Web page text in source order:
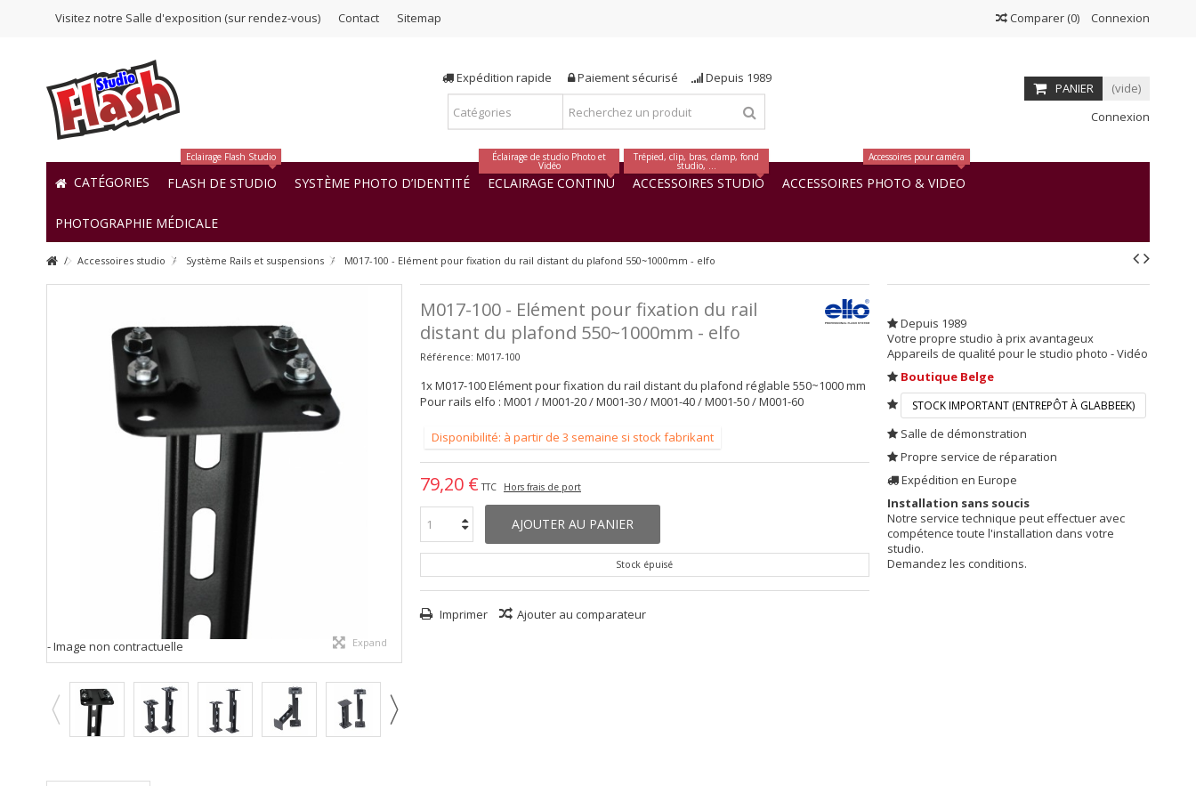
Visitez notre Salle d'exposition (sur rendez-vous) Contact Sitemap Connexion
Comparer (0)
Expédition rapide Paiement sécurisé Depuis 1989
PANIER
(vide)
Connexion
CATÉGORIES FLASH DE STUDIO
Eclairage Flash Studio
SYSTÈME PHOTO D’IDENTITÉ ECLAIRAGE CONTINU
Éclairage de studio Photo et
Vidéo
ACCESSOIRES STUDIO
Trépied, clip, bras, clamp, fond
studio, ...
ACCESSOIRES PHOTO & VIDEO
Accessoires pour caméra
PHOTOGRAPHIE MÉDICALE
Accessoires studio Système Rails et suspensions M017-100 - Elément pour fixation du rail distant du plafond 550~1000mm - elfo
Expand
- Image non contractuelle
M017-100 - Elément pour fixation du rail
distant du plafond 550~1000mm - elfo
Référence: M017-100
1x M017-100 Elément pour fixation du rail distant du plafond réglable 550~1000 mm
Pour rails elfo : M001 / M001-20 / M001-30 / M001-40 / M001-50 / M001-60
Disponibilité: à partir de 3 semaine si stock fabrikant
79,20 € TTC Hors frais de port
AJOUTER AU PANIER
Stock épuisé
Imprimer Ajouter au comparateur
Depuis 1989
Votre propre studio à prix avantageux
Appareils de qualité pour le studio photo - Vidéo
Boutique Belge
STOCK IMPORTANT (ENTREPÔT À GLABBEEK)
Salle de démonstration
Propre service de réparation
Expédition en Europe
Installation sans soucis
Notre service technique peut effectuer avec
compétence toute l'installation dans votre
studio.
Demandez les conditions.